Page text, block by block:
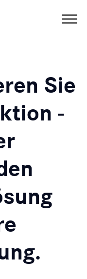
Sie
-